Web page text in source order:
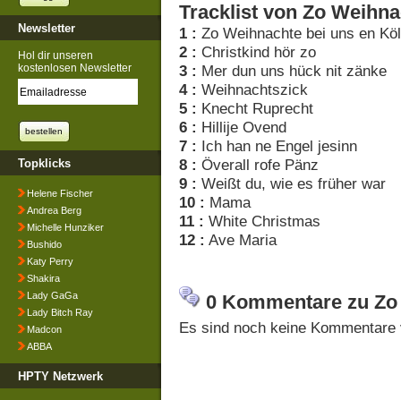
Newsletter
Hol dir unseren
kostenlosen Newsletter
Topklicks
Helene Fischer
Andrea Berg
Michelle Hunziker
Bushido
Katy Perry
Shakira
Lady GaGa
Lady Bitch Ray
Madcon
ABBA
HPTY Netzwerk
Tracklist von Zo
1 : Zo Weihnachte bei uns en
2 : Christkind hör zo
3 : Mer dun uns hück nit zänke
4 : Weihnachtszick
5 : Knecht Ruprecht
6 : Hillije Ovend
7 : Ich han ne Engel jesinn
8 : Överall rofe Pänz
9 : Weißt du, wie es früher war
10 : Mama
11 : White Christmas
12 : Ave Maria
0 Kommentare zu
Es sind noch keine